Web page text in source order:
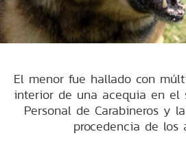
El menor fue hallado con
interior de una acequia en el
Personal de Carabineros y
procedencia de los